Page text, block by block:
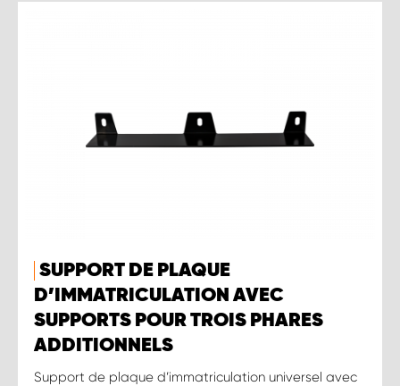
SUPPORT DE PLAQUE
D’IMMATRICULATION AVEC
SUPPORTS POUR TROIS PHARES
ADDITIONNELS
Support de plaque d’immatriculation universel avec